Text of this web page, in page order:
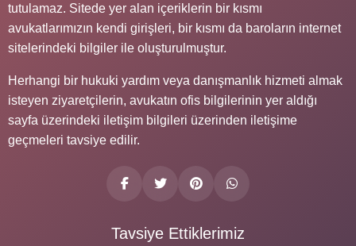
tutulamaz. Sitede yer alan içeriklerin bir kısmı
avukatlarımızın kendi girişleri, bir kısmı da baroların internet
sitelerindeki bilgiler ile oluşturulmuştur.
Herhangi bir hukuki yardım veya danışmanlık hizmeti almak
isteyen ziyaretçilerin, avukatın ofis bilgilerinin yer aldığı
sayfa üzerindeki iletişim bilgileri üzerinden iletişime
geçmeleri tavsiye edilir.
Tavsiye Ettiklerimiz